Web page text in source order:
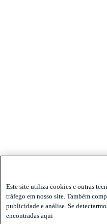
Este site utiliza cookies e outras
tráfego em nosso site. Também
publicidade e análise. Se
encontradas aqui